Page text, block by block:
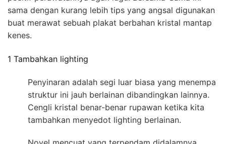
sama dengan kurang lebih tips yang angsal digunakan
buat merawat sebuah plakat berbahan kristal mantap
kenes.
1 Tambahkan lighting
Penyinaran adalah segi luar biasa yang menempa
struktur ini jauh berlainan dibandingkan lainnya.
Cengli kristal benar-benar rupawan ketika kita
tambahkan menyedot lighting berlainan.